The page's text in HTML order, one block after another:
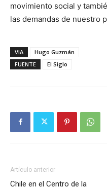
movimiento social y
las demandas de nuestro
VIA
Hugo Guzmán
FUENTE
El Siglo
Artículo anterior
Chile en el Centro de la